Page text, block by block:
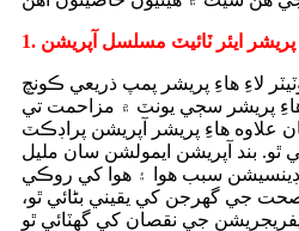
پريشر ايئر ٽائيٽ مسلسل آپريشن
لاءِ هاءِ پريشر پمپ ذريعي ڪونچ
هاءِ پريشر سڄي يونٽ ۾ مزاحمت تي
علاوه هاءِ پريشر آپريشن پراڊڪٽ
ٿو. بند آپريشن ايمولشن سان مليل
سبب هوا ۽ هوا کي روڪي
جي گهرجن کي يقيني بڻائي ٿو،